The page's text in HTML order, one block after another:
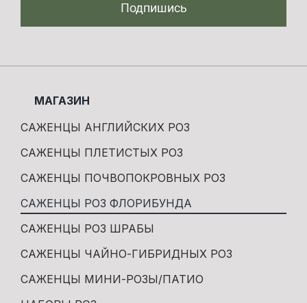
Подпишись
МАГАЗИН
САЖЕНЦЫ АНГЛИЙСКИХ РОЗ
САЖЕНЦЫ ПЛЕТИСТЫХ РОЗ
САЖЕНЦЫ ПОЧВОПОКРОВНЫХ РОЗ
САЖЕНЦЫ РОЗ ФЛОРИБУНДА
САЖЕНЦЫ РОЗ ШРАБЫ
САЖЕНЦЫ ЧАЙНО-ГИБРИДНЫХ РОЗ
САЖЕНЦЫ МИНИ-РОЗЫ/ПАТИО